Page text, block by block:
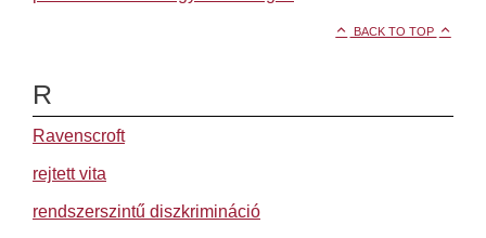
BACK TO TOP
R
Ravenscroft
rejtett vita
rendszerszintű diszkrimináció